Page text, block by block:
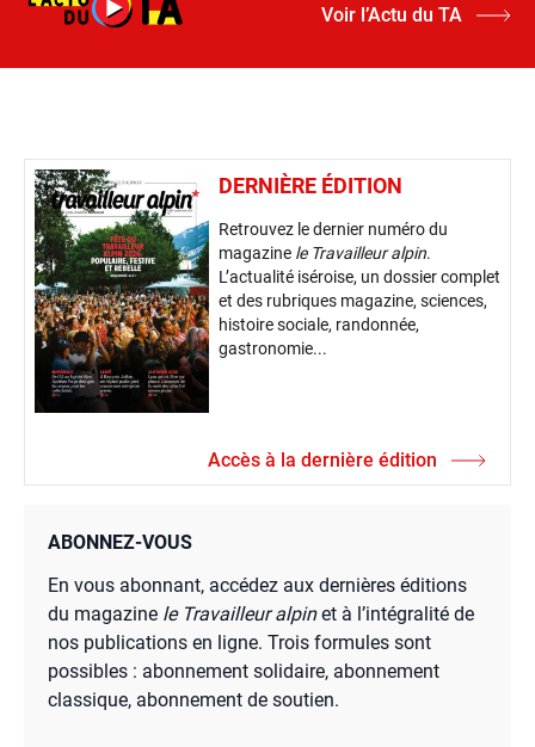
Voir l’Actu du TA
DERNIÈRE ÉDITION
Retrouvez le dernier numéro du
magazine le Travailleur alpin.
L’actualité iséroise, un dossier complet
et des rubriques magazine, sciences,
histoire sociale, randonnée,
gastronomie...
Accès à la dernière édition
ABONNEZ-VOUS
En vous abonnant, accédez aux dernières éditions
du magazine le Travailleur alpinet à l’intégralité de
nos publications en ligne. Trois formules sont
possibles : abonnement solidaire, abonnement
classique, abonnement de soutien.